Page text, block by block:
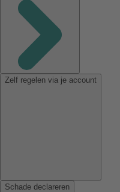
Zelf regelen via je account
Schade declareren